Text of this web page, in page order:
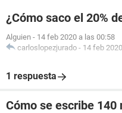
¿Cómo saco el 20%
Alguien - 14 feb 2020 a las 00:58
carloslopezjurado - 14 feb
1 respuesta
Cómo se escribe 140